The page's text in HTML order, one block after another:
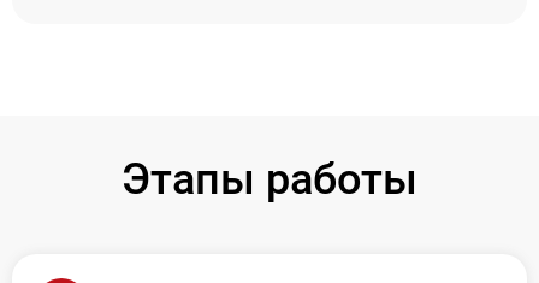
Этапы работы